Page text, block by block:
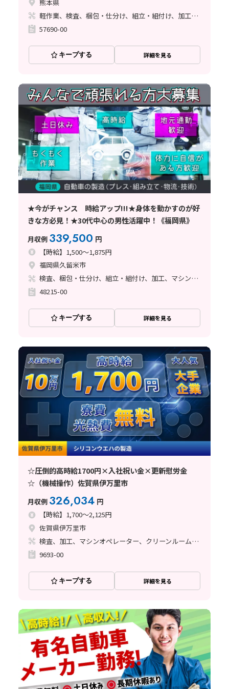
熊本県
軽作業、検査、梱包・仕分け、組立・組付け、加工、マシンオペレーター、クリーンルーム、清掃・洗浄、品質管理、メンテナンス・保全、フォークリフト、座り作業、玉掛け・クレーン、ライン作業、ハンダ付け、鋳造・鍛造、立ち作業、溶接、塗装、バリ取り
57690-00
キープする 詳細を見る
★今がチャンス 時給アップ!!!★身体を動かすのが好
きな方必見！★30代中心の男性活躍中！《福岡県》
月収例 339,500 円
【時給】1,500～1,875円
福岡県久留米市
検査、梱包・仕分け、組立・組付け、加工、マシンオペレーター、立ち作業
48215-00
キープする 詳細を見る
☆圧倒的高時給1700円×入社祝い金×更新慰労金
☆（機械操作）佐賀県伊万里市
月収例 326,034 円
【時給】1,700～2,125円
佐賀県伊万里市
検査、加工、マシンオペレーター、クリーンルーム、立ち作業
9693-00
キープする 詳細を見る